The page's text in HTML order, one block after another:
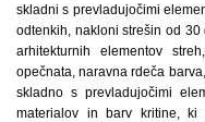
skladni s prevladujočimi
odtenkih, nakloni strešin od
arhitekturnih elementov
opečnata, naravna rdeča
skladno s prevladujočimi
materialov in barv kritine, ki